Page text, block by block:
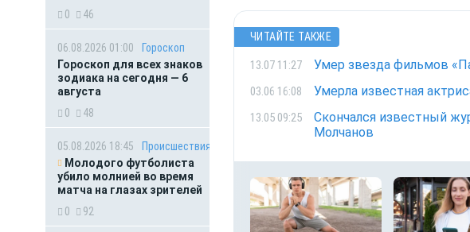
0
46
06.08.2026 01:00
Гороскоп
Гороскоп для всех знаков
зодиака на сегодня — 6
августа
0
48
05.08.2026 18:45
Происшествия
Молодого футболиста
убило молнией во время
матча на глазах зрителей
0
92
ЧИТАЙТЕ ТАКЖЕ
13.07 11:27 Умер звезда фильмов
03.06 16:08 Умерла известная
13.05 09:25
Скончался известный
Молчанов